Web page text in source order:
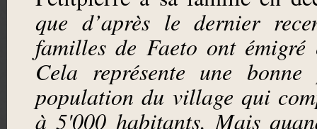
que d’après le dernier
familles de Faeto ont émigré
Cela représente une
population du village qui
à 5'000 habitants. Mais